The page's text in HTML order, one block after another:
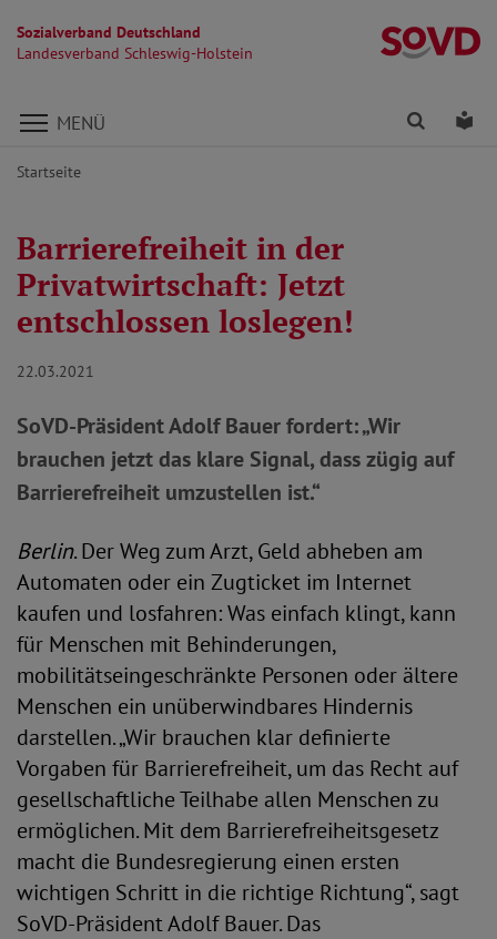
Sozialverband Deutschland
Landesverband Schleswig-Holstein
Direkt zu den Inhalten springen
MENÜ Finden
Startseite
Barrierefreiheit in der
Privatwirtschaft: Jetzt
entschlossen loslegen!
22.03.2021
SoVD-Präsident Adolf Bauer fordert: „Wir
brauchen jetzt das klare Signal, dass zügig auf
Barrierefreiheit umzustellen ist.“
Berlin. Der Weg zum Arzt, Geld abheben am
Automaten oder ein Zugticket im Internet
kaufen und losfahren: Was einfach klingt, kann
für Menschen mit Behinderungen,
mobilitätseingeschränkte Personen oder ältere
Menschen ein unüberwindbares Hindernis
darstellen. „Wir brauchen klar definierte
Vorgaben für Barrierefreiheit, um das Recht auf
gesellschaftliche Teilhabe allen Menschen zu
ermöglichen. Mit dem Barrierefreiheitsgesetz
macht die Bundesregierung einen ersten
wichtigen Schritt in die richtige Richtung“, sagt
SoVD-Präsident Adolf Bauer. Das